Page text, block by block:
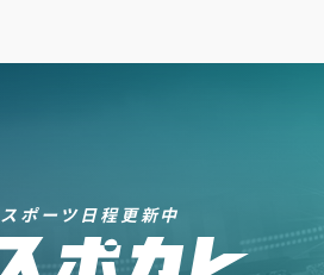
スポーツ日程更新中